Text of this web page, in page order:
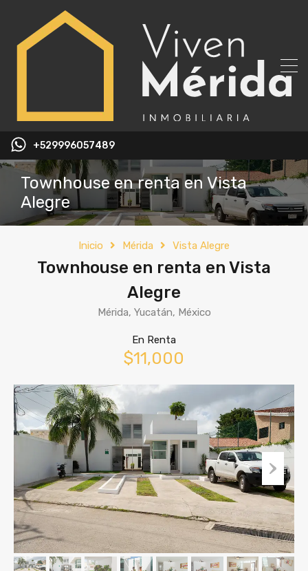
+529996057489
Townhouse en renta en Vista
Alegre
Inicio Mérida Vista Alegre
Townhouse en renta en Vista
Alegre
Mérida, Yucatán, México
En Renta
$11,000